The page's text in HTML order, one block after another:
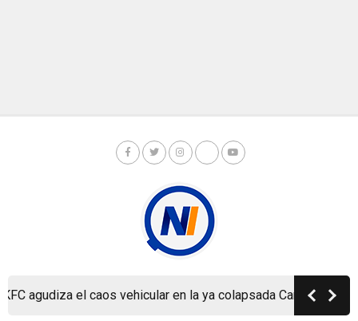
el caos vehicular en la ya colapsada Carretera a Masaya
Copyright © Nicaragua Investiga 2024